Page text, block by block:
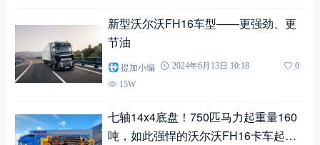
新型沃尔沃FH16车型——更强劲、更
节油
提加小编 2024年6月13日 10:18
0
15W
七轴14x4底盘！750匹马力起重量160
吨，如此强悍的沃尔沃FH16卡车起重